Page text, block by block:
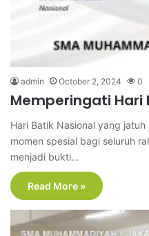
admin October 2, 2024 0
Memperingati Hari
Hari Batik Nasional yang
momen spesial bagi seluruh
menjadi bukti…
Read More »